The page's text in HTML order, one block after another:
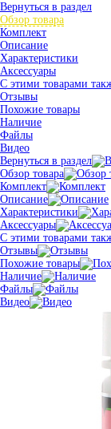
Вернуться в раздел
Обзор товара
Комплект
Описание
Характеристики
Аксессуары
С этими товарами
Отзывы
Похожие товары
Наличие
Файлы
Видео
Вернуться в раздел
Обзор товара
Комплект
Описание
Характеристики
Аксессуары
С этими товарами
Отзывы
Похожие товары
Наличие
Файлы
Видео